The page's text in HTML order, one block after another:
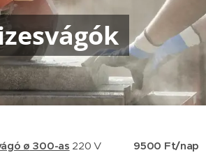
ø 300-as 220 V
9500 Ft/nap